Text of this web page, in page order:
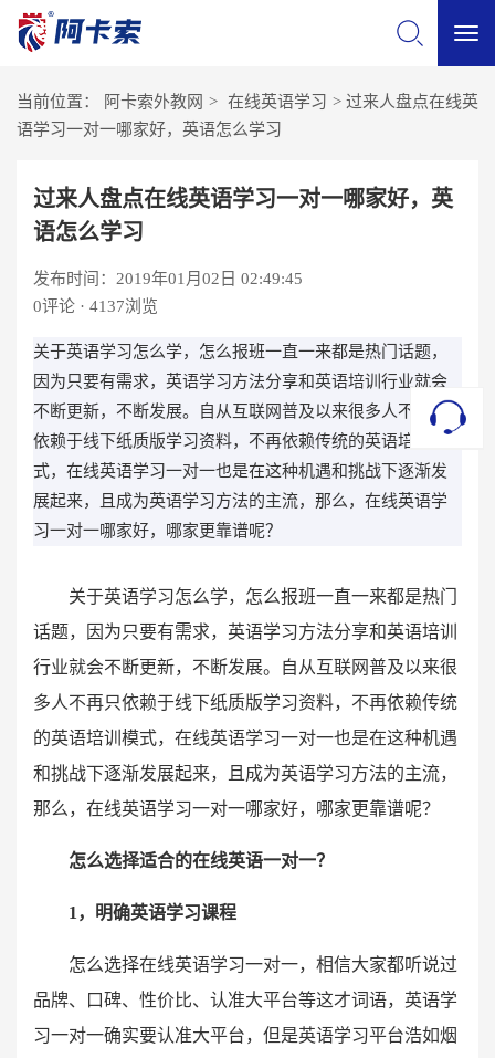
当前位置： 阿卡索外教网 > 在线英语学习 > 过来人盘点在线英
语学习一对一哪家好，英语怎么学习
过来人盘点在线英语学习一对一哪家好，英
语怎么学习
发布时间：2019年01月02日 02:49:45
0评论 · 4137浏览
关于英语学习怎么学，怎么报班一直一来都是热门话题，
因为只要有需求，英语学习方法分享和英语培训行业就会
不断更新，不断发展。自从互联网普及以来很多人不再只
依赖于线下纸质版学习资料，不再依赖传统的英语培训模
式，在线英语学习一对一也是在这种机遇和挑战下逐渐发
展起来，且成为英语学习方法的主流，那么，在线英语学
习一对一哪家好，哪家更靠谱呢？
关于英语学习怎么学，怎么报班一直一来都是热门
话题，因为只要有需求，英语学习方法分享和英语培训
行业就会不断更新，不断发展。自从互联网普及以来很
多人不再只依赖于线下纸质版学习资料，不再依赖传统
的英语培训模式，在线英语学习一对一也是在这种机遇
和挑战下逐渐发展起来，且成为英语学习方法的主流，
那么，在线英语学习一对一哪家好，哪家更靠谱呢？
怎么选择适合的在线英语一对一？
1，明确英语学习课程
怎么选择在线英语学习一对一，相信大家都听说过
品牌、口碑、性价比、认准大平台等这才词语，英语学
习一对一确实要认准大平台，但是英语学习平台浩如烟